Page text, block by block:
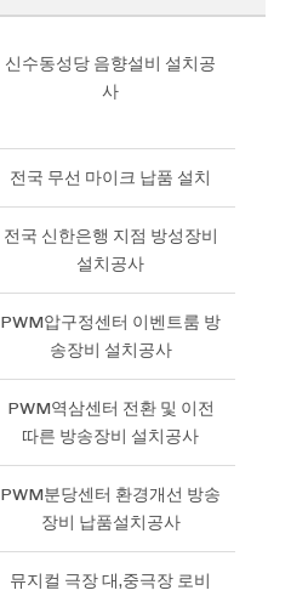
신수동성당 음향설비 설치공
사
전국 무선 마이크 납품 설치
전국 신한은행 지점 방성장비
설치공사
PWM압구정센터 이벤트룸 방
송장비 설치공사
PWM역삼센터 전환 및 이전
따른 방송장비 설치공사
PWM분당센터 환경개선 방송
장비 납품설치공사
뮤지컬 극장 대,중극장 로비